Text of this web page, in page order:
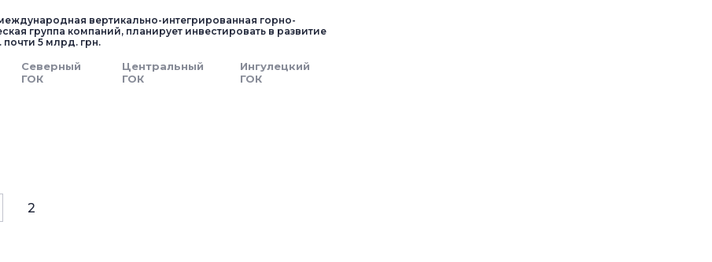
вертикально-интегрированная горно-
группа компаний, планирует инвестировать в развитие
почти 5 млрд. грн.
Северный
ГОК
Центральный
ГОК
Ингулецкий
ГОК
2